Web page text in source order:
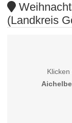
(Landkreis
Klicken